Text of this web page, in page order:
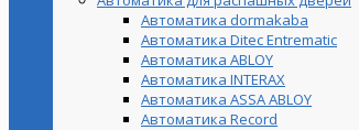
Автоматика dormakaba
Автоматика Ditec Entrematic
Автоматика ABLOY
Автоматика INTERAX
Автоматика ASSA ABLOY
Автоматика Record